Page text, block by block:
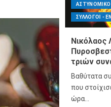
ΑΣΤΥΝΟΜΙΚΟ
ΣΥΛΛΟΓΟΙ -
Νικόλαος
τριών
Βαθύτατα
που
ώρα...